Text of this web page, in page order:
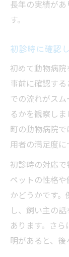
口コ
埼玉で動
動物
動物
ペッ
動物
埼玉
日常生活
動物
ペッ
動物
生活
動物
長年の実績が
す。
初診時に確認
初めて動物病
事前に確認す
での流れがス
るかを観察し
町の動物病院
用者の満足度に
初診時の対応
ペットの性格
かどうかです
し、飼い主の
あります。さ
明があると、後